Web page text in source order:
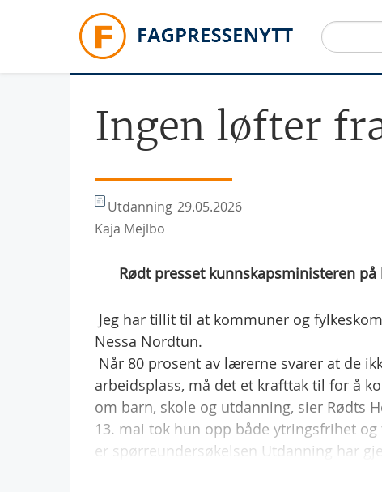
Ingen løfter
Utdanning 29.05.2026
Kaja Mejlbo
Rødt presset kunnskapsministeren
 Jeg har tillit til at kommuner og
Nessa Nordtun.
 Når 80 prosent av lærerne svarer at de
arbeidsplass, må det et krafttak til for å
om barn, skole og utdanning, sier Rødts
13. mai tok hun opp både ytringsfrihet
er spørreundersøkelsen Utdanning har